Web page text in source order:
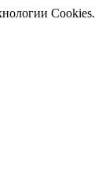
Cookies.